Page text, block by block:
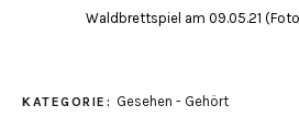
Waldbrettspiel am 09.05.21
KATEGORIE: Gesehen - Gehört